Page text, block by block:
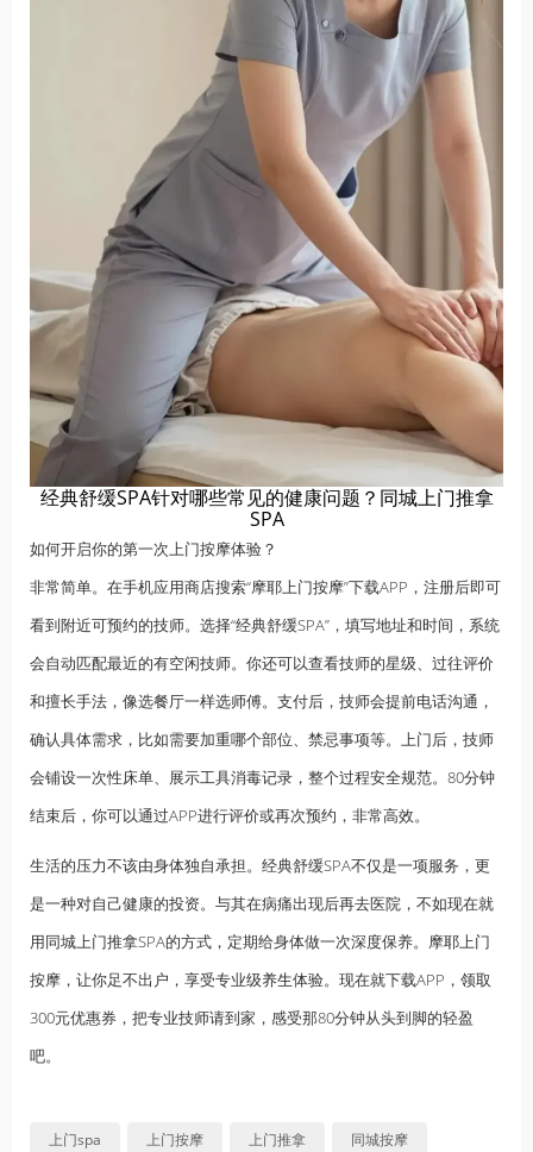
经典舒缓SPA针对哪些常见的健康问题？同城上门推拿
SPA
如何开启你的第一次上门按摩体验？
非常简单。在手机应用商店搜索“摩耶上门按摩”下载APP，注册后即可
看到附近可预约的技师。选择“经典舒缓SPA”，填写地址和时间，系统
会自动匹配最近的有空闲技师。你还可以查看技师的星级、过往评价
和擅长手法，像选餐厅一样选师傅。支付后，技师会提前电话沟通，
确认具体需求，比如需要加重哪个部位、禁忌事项等。上门后，技师
会铺设一次性床单、展示工具消毒记录，整个过程安全规范。80分钟
结束后，你可以通过APP进行评价或再次预约，非常高效。
生活的压力不该由身体独自承担。经典舒缓SPA不仅是一项服务，更
是一种对自己健康的投资。与其在病痛出现后再去医院，不如现在就
用同城上门推拿SPA的方式，定期给身体做一次深度保养。摩耶上门
按摩，让你足不出户，享受专业级养生体验。现在就下载APP，领取
300元优惠券，把专业技师请到家，感受那80分钟从头到脚的轻盈
吧。
上门spa 上门按摩 上门推拿 同城按摩